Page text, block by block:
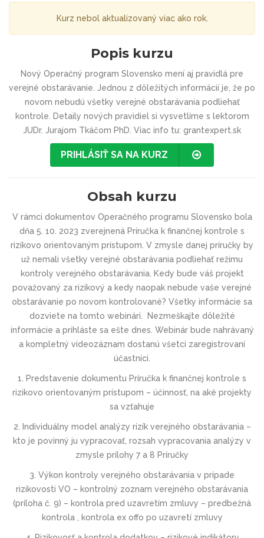
Kurz nebol aktualizovaný viac ako rok.
Popis kurzu
Nový Operačný program Slovensko mení aj pravidlá pre
verejné obstarávanie. Jednou z dôležitých informácií je, že po
novom nebudú všetky verejné obstarávania podliehať
kontrole. Detaily nových pravidiel si vysvetlíme s lektorom
JUDr. Jurajom Tkáčom PhD. Viac info tu: grantexpert.sk
PRIHLÁSIŤ SA NA KURZ
Obsah kurzu
V rámci dokumentov Operačného programu Slovensko bola
dňa 5. 10. 2023 zverejnená Príručka k finančnej kontrole s
rizikovo orientovaným prístupom. V zmysle danej príručky by
už nemali všetky verejné obstarávania podliehať režimu
kontroly verejného obstarávania. Kedy bude váš projekt
považovaný za rizikový a kedy naopak nebude vaše verejné
obstarávanie po novom kontrolované? Všetky informácie sa
dozviete na tomto webinári. Nezmeškajte dôležité
informácie a prihláste sa ešte dnes. Webinár bude nahrávaný
a kompletný videozáznam dostanú všetci zaregistrovaní
účastníci.
1. Predstavenie dokumentu Príručka k finančnej kontrole s
rizikovo orientovaným prístupom – účinnosť, na aké projekty
sa vzťahuje
2. Individuálny model analýzy rizík verejného obstarávania –
kto je povinný ju vypracovať, rozsah vypracovania analýzy v
zmysle prílohy 7 a 8 Príručky
3. Výkon kontroly verejného obstarávania v prípade
rizikovosti VO – kontrolný zoznam verejného obstarávania
(príloha č. 9) – kontrola pred uzavretím zmluvy – predbežná
kontrola , kontrola ex offo po uzavretí zmluvy